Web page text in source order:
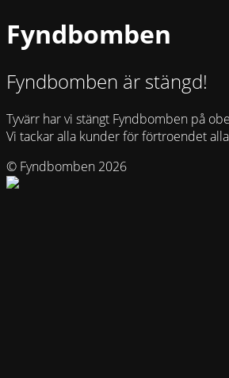
Fyndbomben
Fyndbomben är stängd!
Tyvärr har vi stängt Fyndbomben på
Vi tackar alla kunder för förtroendet
© Fyndbomben 2026